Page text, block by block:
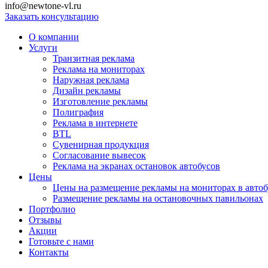
info@newtone-vl.ru
Заказать консультацию
О компании
Услуги
Транзитная реклама
Реклама на мониторах
Наружная реклама
Дизайн рекламы
Изготовление рекламы
Полиграфия
Реклама в интернете
BTL
Сувенирная продукция
Согласование вывесок
Реклама на экранах остановок автобусов
Цены
Цены на размещение рекламы на мониторах в
Размещение рекламы на остановочных павильонах
Портфолио
Отзывы
Акции
Готовьте с нами
Контакты